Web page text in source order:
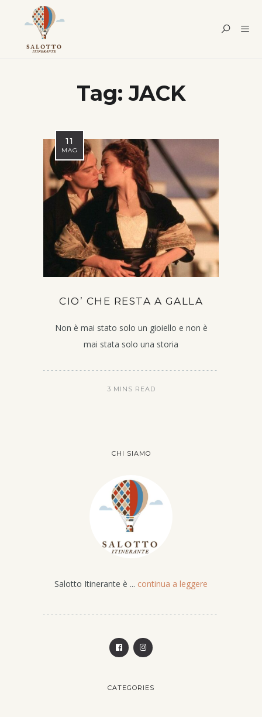
Tag:JACK
11
MAG
CIO’ CHE RESTA A GALLA
Non è mai stato solo un gioiello e non è
mai stata solo una storia
3 MINS READ
CHI SIAMO
Salotto Itinerante è ... continua a leggere
CATEGORIES